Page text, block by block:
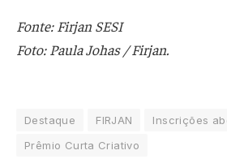
Fonte: Firjan SESI
Foto: Paula Johas / Firjan.
Destaque FIRJAN
Inscrições
Prêmio Curta Criativo